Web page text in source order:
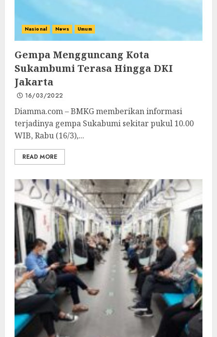
Nasional News Umum
Gempa Mengguncang Kota
Sukambumi Terasa Hingga DKI
Jakarta
16/03/2022
Diamma.com – BMKG memberikan informasi
terjadinya gempa Sukabumi sekitar pukul 10.00
WIB, Rabu (16/3),...
READ MORE